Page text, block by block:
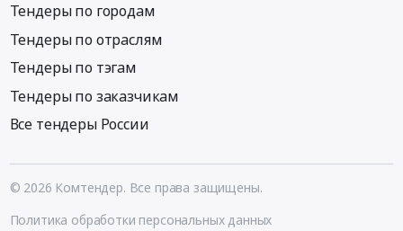
Тендеры по городам
Тендеры по отраслям
Тендеры по тэгам
Тендеры по заказчикам
Все тендеры России
© 2026 Комтендер. Все права защищены.
Политика обработки персональных данных